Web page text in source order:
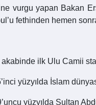
vurgu yapan Bakan
fethinden hemen
ilk Ulu Camii
yüzyılda İslam
yüzyılda Sultan